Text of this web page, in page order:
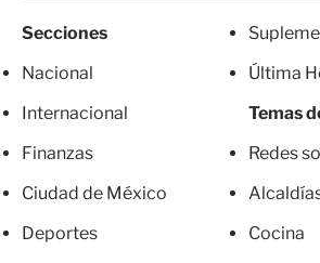
Secciones
Nacional
Internacional
Finanzas
Ciudad de México
Deportes
Última
Temas
Redes
Cocina